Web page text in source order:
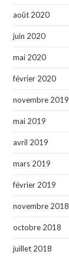
août 2020
juin 2020
mai 2020
février 2020
novembre 2019
mai 2019
avril 2019
mars 2019
février 2019
novembre 2018
octobre 2018
juillet 2018